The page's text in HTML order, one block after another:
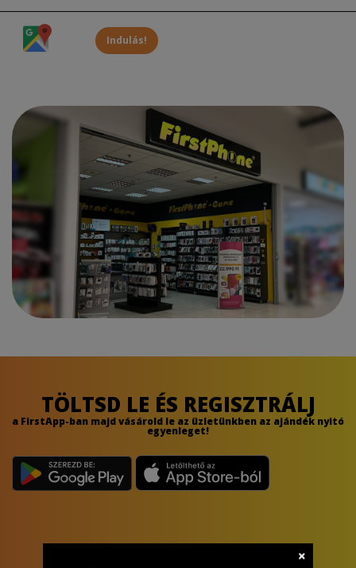
Indulás!
TÖLTSD LE ÉS REGISZTRÁLJ
a FirstApp-ban majd vásárold le az üzletünkben az ajándék nyitó
egyenleget!